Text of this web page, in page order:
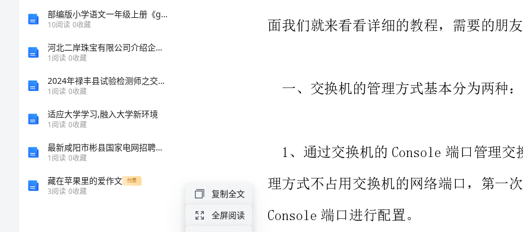
部编版小学语文一年级上册《gkh》教案精品
10阅读 0收藏
河北二岸珠宝有限公司介绍企业发展分析报告
1阅读 0收藏
2024年禄丰县试验检测师之交通工程考试题库带答案（满分必刷）
1阅读 0收藏
适应大学学习,融入大学新环境
1阅读 0收藏
最新咸阳市彬县国家电网招聘之机械动力类考试题库及参考答案【能力提升】
1阅读 0收藏
藏在苹果里的爱作文 付费
3阅读 0收藏
2、通过Tel、拨号等方式属于带内管理。
复制全文
全屏阅读